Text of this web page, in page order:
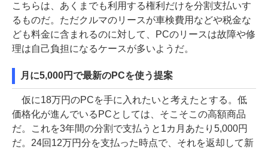
こちらは、あくまでも利用する権利だけを分割支払いす
るものだ。ただクルマのリースが車検費用などや税金な
ども料金に含まれるのに対して、PCのリースは故障や修
理は自己負担になるケースが多いようだ。
月に5,000円で最新のPCを使う提案
仮に18万円のPCを手に入れたいと考えたとする。低
価格化が進んでいるPCとしては、そこそこの高額商品
だ。これを3年間の分割で支払うと1カ月あたり5,000円
だ。24回12万円分を支払った時点で、それを返却して新